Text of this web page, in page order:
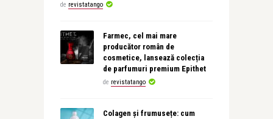
de revistatango
Farmec, cel mai mare
producător român de
cosmetice, lansează colecția
de parfumuri premium Epithet
de revistatango
Colagen și frumusețe: cum